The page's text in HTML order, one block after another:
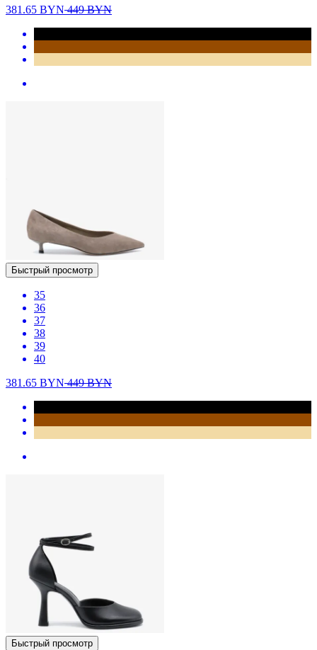
381.65 BYN449BYN
Быстрый просмотр
35
36
37
38
39
40
381.65 BYN449BYN
Быстрый просмотр